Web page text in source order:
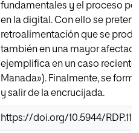
fundamentales y el proceso
en la digital. Con ello se
retroalimentación que se
también en una mayor
ejemplifica en un caso
Manada»). Finalmente, se
y salir de la encrucijada.
https://doi.org/10.5944/